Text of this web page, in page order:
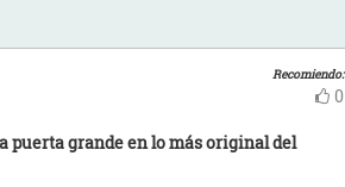
Recomiendo:
0
puerta grande en lo más original del